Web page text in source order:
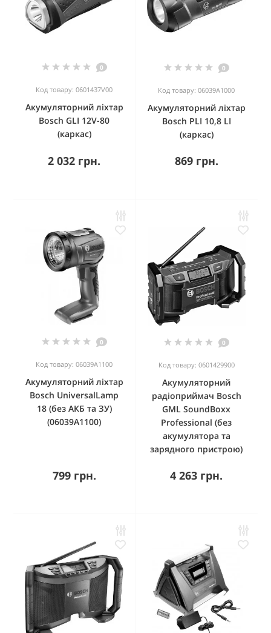
0
Код товару: 0601437V00
Акумуляторний ліхтар
Bosch GLI 12V-80
(каркас)
2 032 грн.
0
Код товару: 06039A1000
Акумуляторний ліхтар
Bosch PLI 10,8 LI
(каркас)
869 грн.
0
Код товару: 06039A1100
Акумуляторний ліхтар
Bosch UniversalLamp
18 (без АКБ та ЗУ)
(06039A1100)
799 грн.
0
Код товару: 0601429900
Акумуляторний
радіоприймач Bosch
GML SoundBoxx
Professional (без
акумулятора та
зарядного пристрою)
4 263 грн.